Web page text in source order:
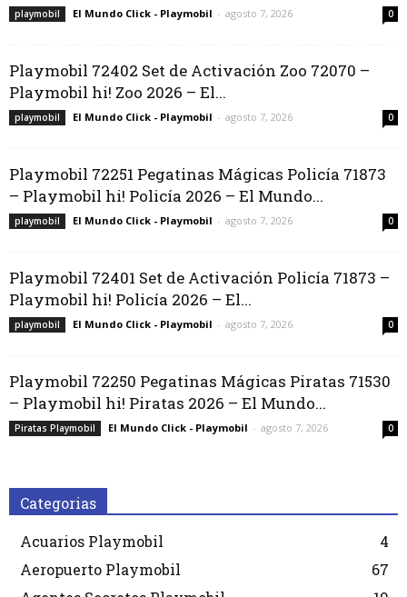
playmobil El Mundo Click - Playmobil - agosto 7, 2026 0
Playmobil 72402 Set de Activación Zoo 72070 –
Playmobil hi! Zoo 2026 – El...
playmobil El Mundo Click - Playmobil - agosto 7, 2026 0
Playmobil 72251 Pegatinas Mágicas Policía 71873
– Playmobil hi! Policía 2026 – El Mundo...
playmobil El Mundo Click - Playmobil - agosto 7, 2026 0
Playmobil 72401 Set de Activación Policía 71873 –
Playmobil hi! Policía 2026 – El...
playmobil El Mundo Click - Playmobil - agosto 7, 2026 0
Playmobil 72250 Pegatinas Mágicas Piratas 71530
– Playmobil hi! Piratas 2026 – El Mundo...
Piratas Playmobil El Mundo Click - Playmobil - agosto 7, 2026 0
Categorias
Acuarios Playmobil
4
Aeropuerto Playmobil
67